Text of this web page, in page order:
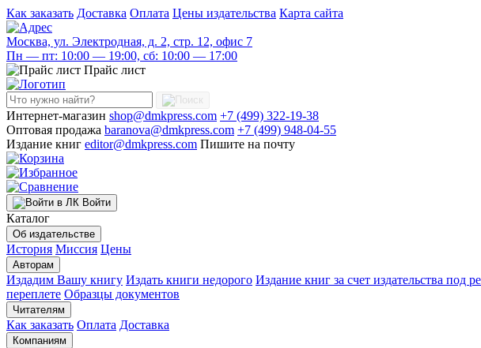
Как заказать Доставка Оплата Цены издательства Карта сайта
Москва, ул. Электродная, д. 2, стр. 12, офис 7
Пн — пт: 10:00 — 19:00, сб: 10:00 — 17:00
Прайс лист
Интернет-магазин shop@dmkpress.com +7 (499) 322-19-38
Оптовая продажа baranova@dmkpress.com +7 (499) 948-04-55
Издание книг editor@dmkpress.com Пишите на почту
Войти
Каталог
Об издательстве
История Миссия Цены
Авторам
Издадим Вашу книгу Издать книги недорого Издание книг за счет издательства под
переплете Образцы документов
Читателям
Как заказать Оплата Доставка
Компаниям